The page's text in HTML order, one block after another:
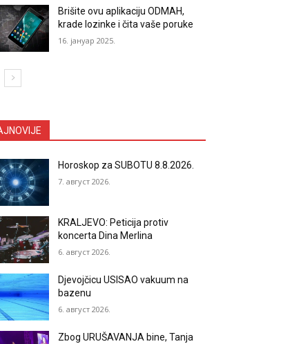
Brišite ovu aplikaciju ODMAH,
krade lozinke i čita vaše poruke
16. јануар 2025.
Horoskop za SUBOTU 8.8.2026.
7. август 2026.
KRALJEVO: Peticija protiv
koncerta Dina Merlina
6. август 2026.
Djevojčicu USISAO vakuum na
bazenu
6. август 2026.
Zbog URUŠAVANJA bine, Tanja